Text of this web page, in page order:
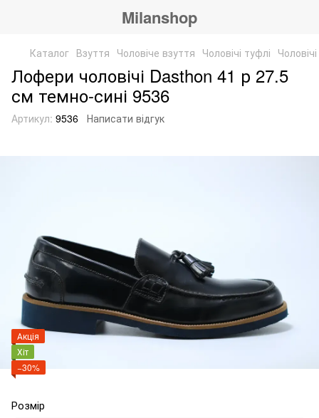
Milanshop
Каталог Взуття Чоловіче взуття Чоловічі туфлі
Лофери чоловічі Dasthon 41 р 27.5
см темно-сині 9536
Артикул: 9536 Написати відгук
Акція
Хіт
−30%
Розмір